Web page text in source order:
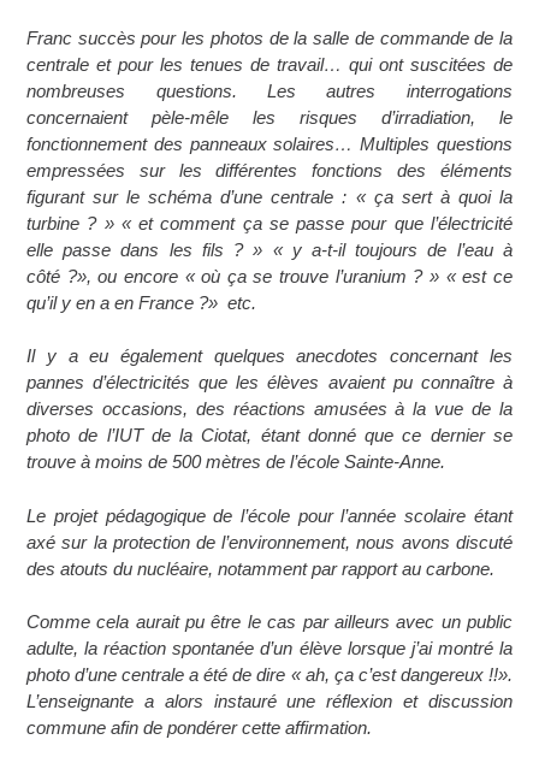
Franc succès pour les photos de la salle de commande de la
centrale et pour les tenues de travail… qui ont suscitées de
nombreuses questions. Les autres interrogations
concernaient pèle-mêle les risques d’irradiation, le
fonctionnement des panneaux solaires… Multiples questions
empressées sur les différentes fonctions des éléments
figurant sur le schéma d’une centrale : « ça sert à quoi la
turbine ? » « et comment ça se passe pour que l’électricité
elle passe dans les fils ? » « y a-t-il toujours de l’eau à
côté ?», ou encore « où ça se trouve l’uranium ? » « est ce
qu’il y en a en France ?» etc.
Il y a eu également quelques anecdotes concernant les
pannes d’électricités que les élèves avaient pu connaître à
diverses occasions, des réactions amusées à la vue de la
photo de l’IUT de la Ciotat, étant donné que ce dernier se
trouve à moins de 500 mètres de l’école Sainte-Anne.
Le projet pédagogique de l’école pour l’année scolaire étant
axé sur la protection de l’environnement, nous avons discuté
des atouts du nucléaire, notamment par rapport au carbone.
Comme cela aurait pu être le cas par ailleurs avec un public
adulte, la réaction spontanée d’un élève lorsque j’ai montré la
photo d’une centrale a été de dire « ah, ça c’est dangereux !!».
L’enseignante a alors instauré une réflexion et discussion
commune afin de pondérer cette affirmation.